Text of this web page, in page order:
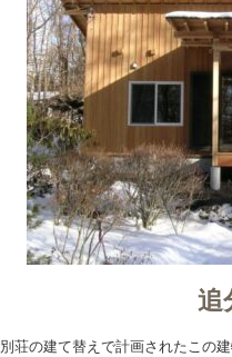
追
別荘の建て替えで計画されたこの